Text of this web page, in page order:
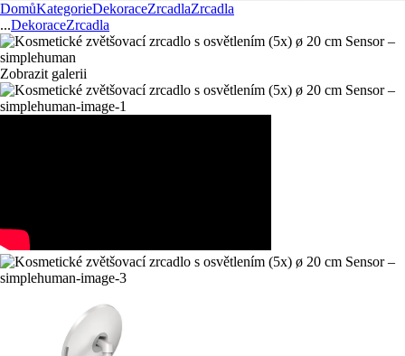
DomůKategorieDekoraceZrcadlaZrcadla
...DekoraceZrcadla
Zobrazit galerii